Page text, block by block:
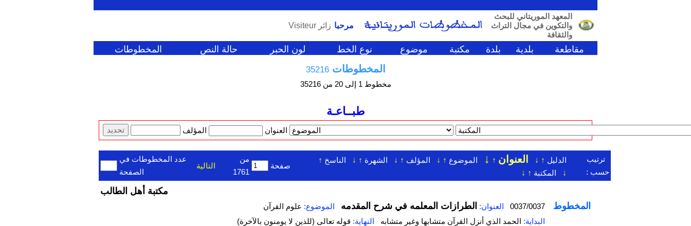
Visiteur زائر مرحبا
المعهد الموريتاني للبحث
والتكوين في مجال التراث
والثقافة
المخطوطات حالة النص لون الحبر نوع الخط موضوع مكتبة بلدة بلدية مقاطعة
المخطوطات35216
35216 من 20 إلى 1 مخطوط
طبــاعـة
المؤلف العنوان
عدد المخطوطات في
الصفحة
التالية
من
1761
صفحة
الدليل ↑
↓ العنوان ↑
↓ الموضوع ↑
↓ المؤلف ↑
↓ الشهرة ↑
↓ الناسخ ↑
↓
المكتبة ↑
↓
ترتيب
حسب :
مكتبة أهل الطالب
0037/0037 العنوان: ‌‌‌الطرازات المعلمه في شرح المقدمه الموضوع: علوم القرآن المخطوط
البداية: الحمد الذي أنزل القرآن متشابها وغير متشابه النهاية: قوله تعالى (للذين لا يومنون بالآخرة)